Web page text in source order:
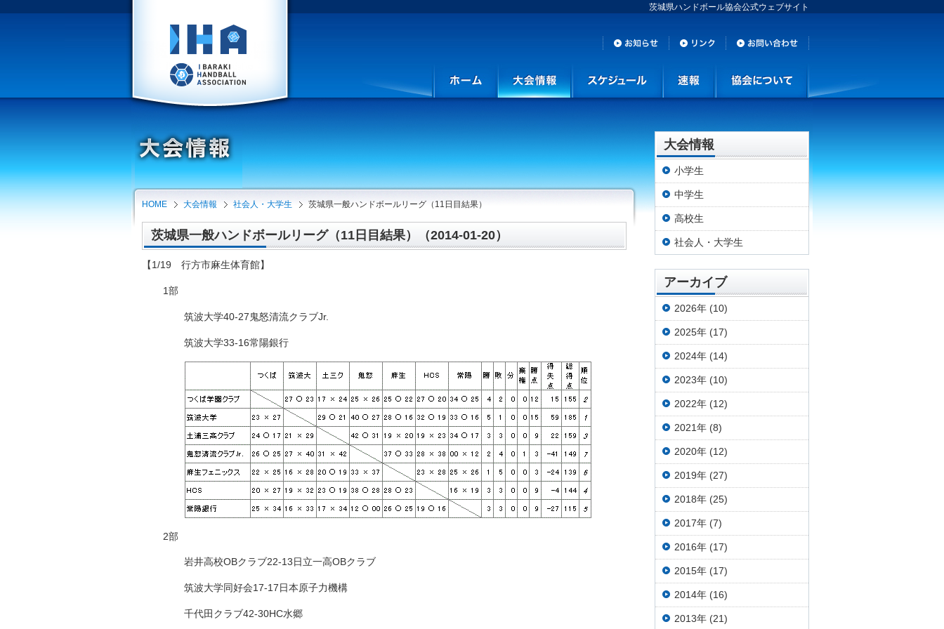
茨城県ハンドボール協会公式ウェブサイト
HOME 大会情報 社会人・大学生 茨城県一般ハンドボールリーグ（11日目結果）
茨城県一般ハンドボールリーグ（11日目結果）（2014-01-20）
【1/19 行方市麻生体育館】
1部
筑波大学40-27鬼怒清流クラブJr.
筑波大学33-16常陽銀行
2部
岩井高校OBクラブ22-13日立一高OBクラブ
筑波大学同好会17-17日本原子力機構
千代田クラブ42-30HC水郷
大会情報
小学生
中学生
高校生
社会人・大学生
アーカイブ
2026年 (10)
2025年 (17)
2024年 (14)
2023年 (10)
2022年 (12)
2021年 (8)
2020年 (12)
2019年 (27)
2018年 (25)
2017年 (7)
2016年 (17)
2015年 (17)
2014年 (16)
2013年 (21)